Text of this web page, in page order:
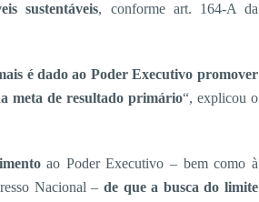
sustentáveis, conforme art. 164-A da
é dado ao Poder Executivo promover
meta de resultado primário“, explicou o
ao Poder Executivo – bem como à
Nacional –de que a busca do limite